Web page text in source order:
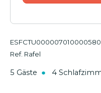
Ref. Rafel
5 Gäste 4